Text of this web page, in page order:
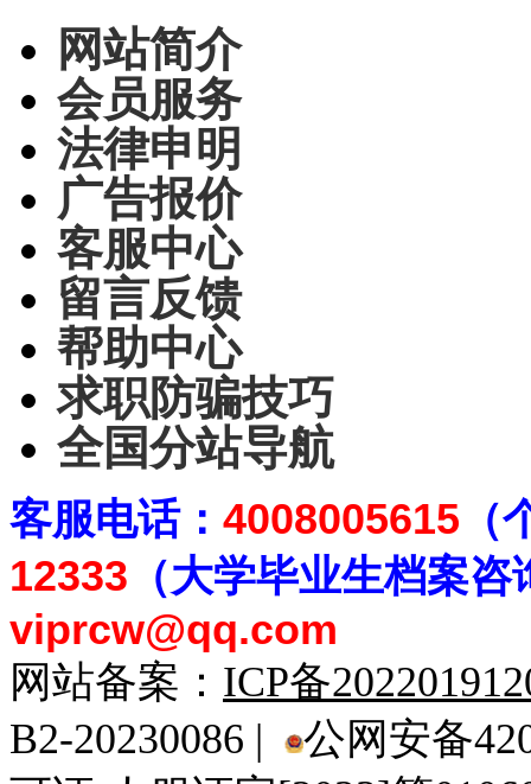
网站简介
会员服务
法律申明
广告报价
客服中心
留言反馈
帮助中心
求职防骗技巧
全国分站导航
客服电话： 4008005615
12333 （大学毕业生档案咨
viprcw@qq.com
网站备案： ICP备
B2-20230086 |
公网安备